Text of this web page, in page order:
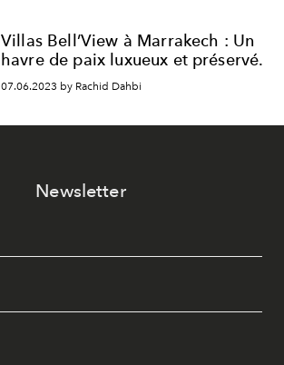
Villas Bell’View à Marrakech : Un
havre de paix luxueux et préservé.
07.06.2023 by Rachid Dahbi
Newsletter